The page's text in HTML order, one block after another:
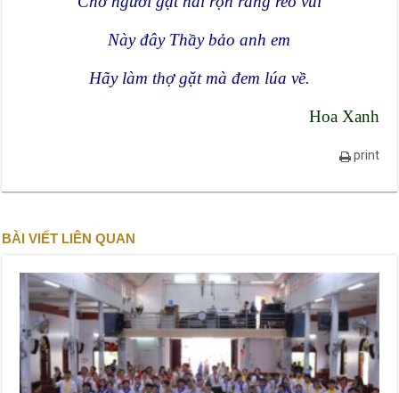
Này đây Thầy bảo anh em
Hãy làm thợ gặt mà đem lúa về.
Hoa Xanh
print
BÀI VIẾT LIÊN QUAN